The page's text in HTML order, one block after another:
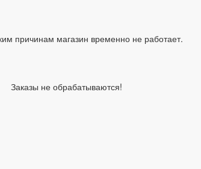
Вставка
Средний вес
причинам магазин временно не работает.
Заказы не обрабатываются!